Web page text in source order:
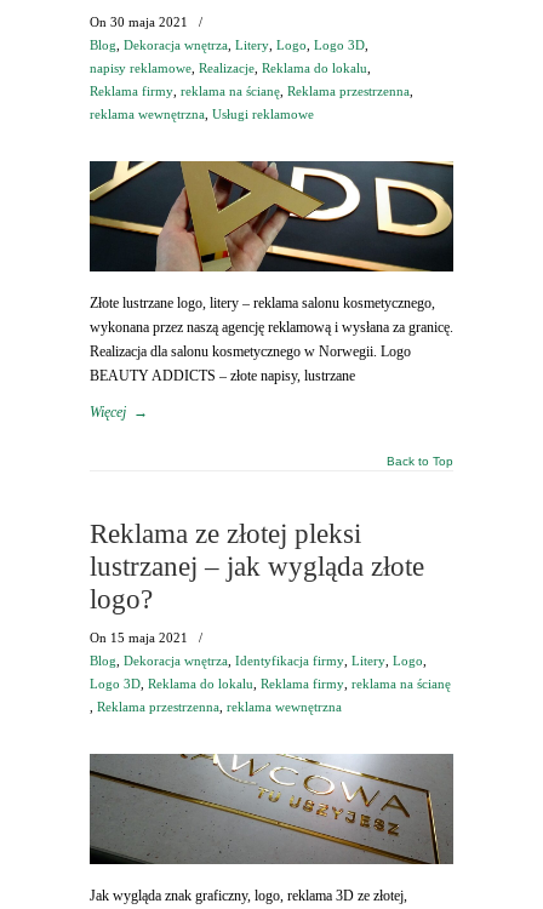
On 30 maja 2021
/
Blog Dekoracja wnętrza Litery Logo Logo 3D
napisy reklamowe Realizacje Reklama do lokalu
Reklama firmy reklama na ścianę Reklama przestrzenna
reklama wewnętrzna Usługi reklamowe
Złote lustrzane logo, litery – reklama salonu kosmetycznego,
wykonana przez naszą agencję reklamową i wysłana za granicę.
Realizacja dla salonu kosmetycznego w Norwegii. Logo
BEAUTY ADDICTS – złote napisy, lustrzane
Więcej →
Back to Top
Reklama ze złotej pleksi
lustrzanej – jak wygląda złote
logo?
On 15 maja 2021
/
Blog Dekoracja wnętrza Identyfikacja firmy Litery Logo
Logo 3D Reklama do lokalu Reklama firmy reklama na ścianę
Reklama przestrzenna reklama wewnętrzna
Jak wygląda znak graficzny, logo, reklama 3D ze złotej,